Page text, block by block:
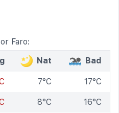
Faro:
Nat Bad
7°C 17°C
8°C 16°C